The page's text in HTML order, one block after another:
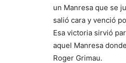
un Manresa que se
salió cara y venció
Esa victoria sirvió
aquel Manresa
Roger Grimau.